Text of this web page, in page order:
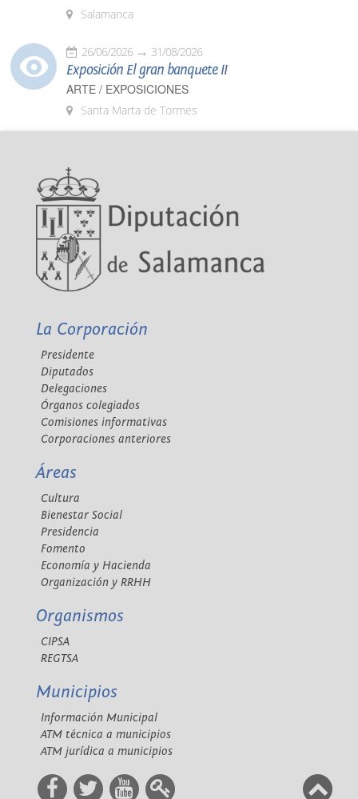
Salamanca
26/06/2026 31/08/2026
Exposición El gran banquete II
ARTE / EXPOSICIONES
Santa Marta de Tormes
La Corporación
Presidente
Diputados
Delegaciones
Órganos colegiados
Comisiones informativas
Corporaciones anteriores
Áreas
Cultura
Bienestar Social
Presidencia
Fomento
Economía y Hacienda
Organización y RRHH
Organismos
CIPSA
REGTSA
Municipios
Información Municipal
ATM técnica a municipios
ATM jurídica a municipios